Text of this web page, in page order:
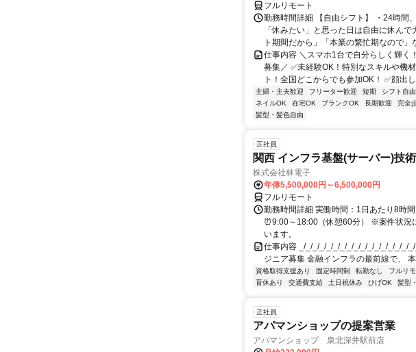
フルリモート
勤務時間詳細 【自由シフト】 ・24時間
「休みたい」と思った日は自由に休ん
ト期間だから」「本業の繁忙期なので」
仕事内容 ＼スマホ1台で自分らしく輝く
募集／ ✅未経験OK！特別なスキルや機
ト！全国どこからでも参加OK！ ✅顔出
主婦・主夫歓迎 フリーター歓迎 短期 シフト自由
ネイルOK
在宅OK ブランクOK 長期歓迎 完全
髪型・髪色自由
正社員
関西 インフラ基盤(サーバー)技
株式会社林電子
年俸5,500,000円～6,500,000円
フルリモート
勤務時間詳細 実働時間：1日あたり8時
⏰9:00～18:00（休憩60分） ※案件状況
います。
仕事内容 _/_/_/_/_/_/_/_/_/_/_/_/_/_/_/_/
ジニア募集 金融インフラの最前線で、
資格取得支援あり 固定時間制 転勤なし フルリ
育休あり
交通費支給 土日祝休み ひげOK 髪型
正社員
アパマンショップの提案営業
アパマンショップ 泉北深井駅前店